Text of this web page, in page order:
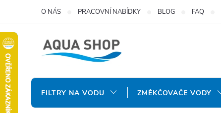
obsah
O NÁS PRACOVNÍ NABÍDKY BLOG FAQ
FILTRY NA VODU ZMĚKČOVAČE VODY